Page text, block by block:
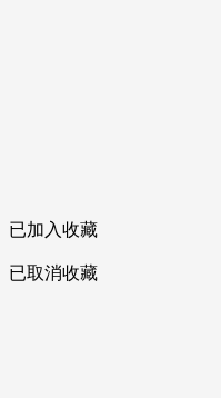
已加入收藏
已取消收藏